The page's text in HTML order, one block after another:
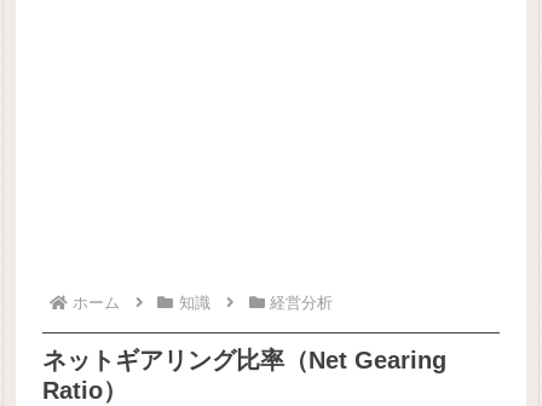
ホーム 知識 経営分析
ネットギアリング比率（Net Gearing
Ratio）